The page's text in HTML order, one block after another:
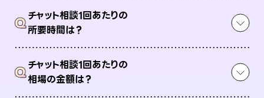
Qチャット相談1回あたりの
所要時間は？
Qチャット相談1回あたりの
相場の金額は？